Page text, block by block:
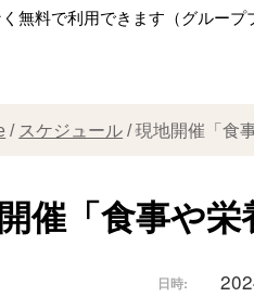
無料で利用できます（グループ
スケジュール 現地開催「食
催「食事や栄
日時: